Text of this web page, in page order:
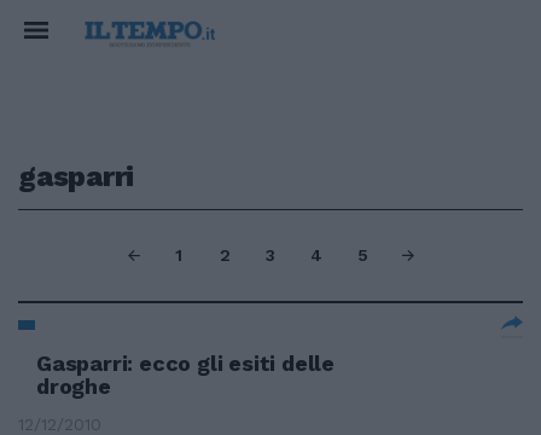
gasparri
1 2 3 4 5
Gasparri: ecco gli esiti delle
droghe
12/12/2010